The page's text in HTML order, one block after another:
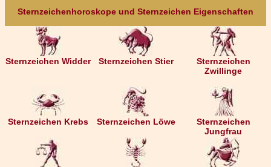
Sternzeichenhoroskope und Sternzeichen Eigenschaften
Sternzeichen Widder Sternzeichen Stier
Sternzeichen
Zwillinge
Sternzeichen Krebs Sternzeichen Löwe
Sternzeichen
Jungfrau